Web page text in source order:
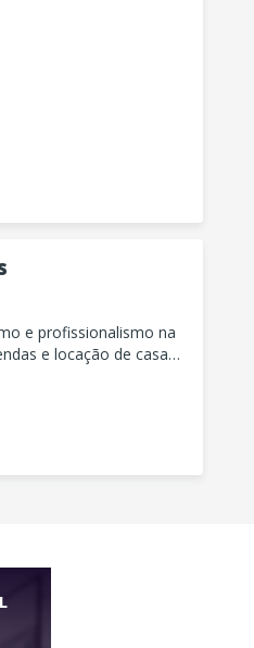
e profissionalismo na
e locação de casas,